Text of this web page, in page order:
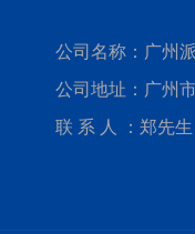
公司名称：广州
公司地址：广州
联 系 人 ：郑先生